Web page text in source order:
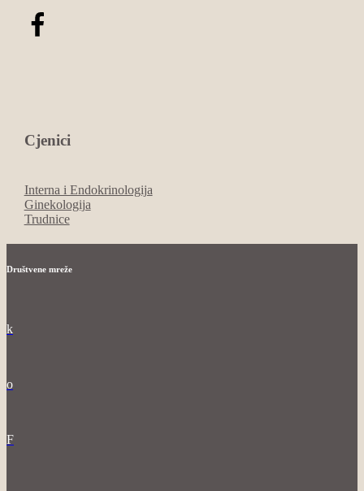
Cjenici
Interna i Endokrinologija
Ginekologija
Trudnice
Društvene mreže
k
o
F